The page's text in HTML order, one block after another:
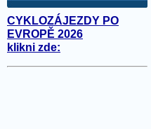
CYKLOZÁJEZDY PO
EVROPĚ 2026
klikni zde: